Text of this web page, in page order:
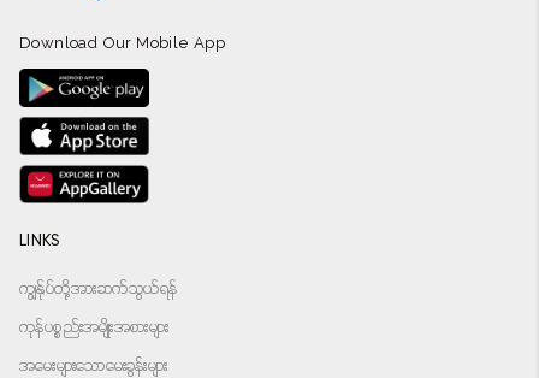
Download Our Mobile App
LINKS
ကျွန်ုပ်တို့အားဆက်သွယ်ရန်
ကုန်ပစ္စည်းအမျိုးအစားများ
အမေးများသောမေးခွန်းများ